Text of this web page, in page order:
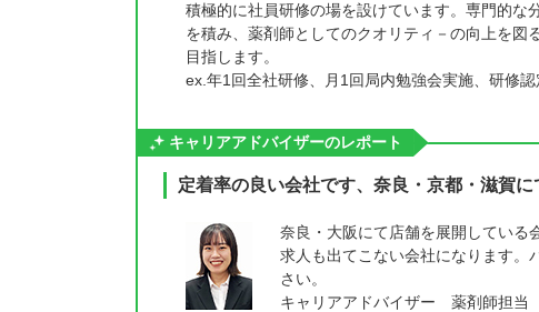
積極的に社員研修の場を設けています。専門的な
を積み、薬剤師としてのクオリティ－の向上を
目指します。
ex.年1回全社研修、月1回局内勉強会実施、研修
キャリアアドバイザーのレポート
定着率の良い会社です、奈良・京都・滋賀
奈良・大阪にて店舗を展開している
求人も出てこない会社になります。
さい。
キャリアアドバイザー 薬剤師担当